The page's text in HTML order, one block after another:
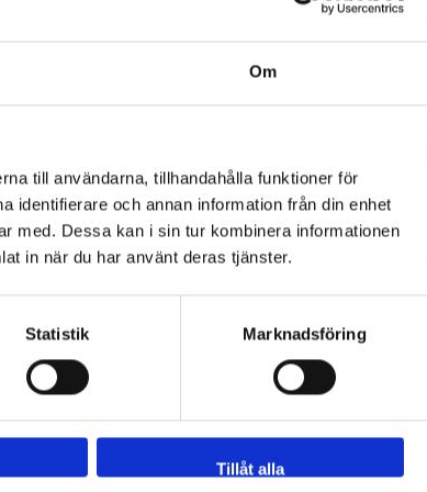
Om
till användarna, tillhandahålla funktioner för
identifierare och annan information från din enhet
med. Dessa kan i sin tur kombinera informationen
in när du har använt deras tjänster.
Statistik Marknadsföring
Tillåt alla